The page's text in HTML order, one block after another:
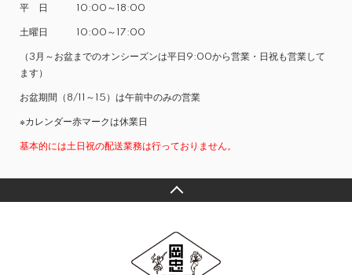
平 日 10:00～18:00
土曜日 10:00～17:00
（3月～お盆までのオンシーズンは平日9:00から営業・日祝も営業して
ます）
お盆期間（8/11～15）は午前中のみの営業
※カレンダー赤マークは休業日
基本的には土日祝の配送業務は行っておりません。